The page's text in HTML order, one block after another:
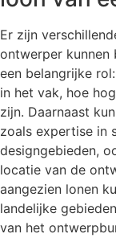
Er zijn
ontwerper kunnen
een belangrijke
in het vak, hoe
zijn. Daarnaast
zoals expertise in
designgebieden,
locatie van de
aangezien lonen
landelijke
van het